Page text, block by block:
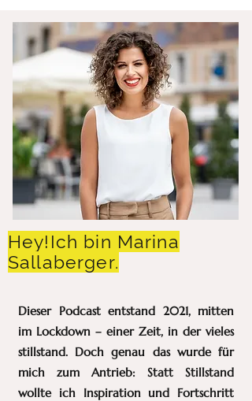
Hey!Ich bin Marina
Sallaberger.
Dieser Podcast entstand 2021, mitten
im Lockdown – einer Zeit, in der vieles
stillstand. Doch genau das wurde für
mich zum Antrieb: Statt Stillstand
wollte ich Inspiration und Fortschritt